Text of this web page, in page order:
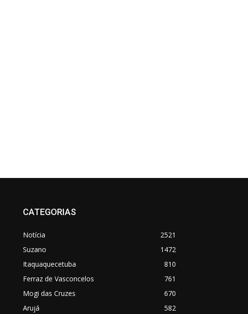
CATEGORIAS
Notícia
2521
Suzano
1472
Itaquaquecetuba
810
Ferraz de Vasconcelos
761
Mogi das Cruzes
670
Arujá
582